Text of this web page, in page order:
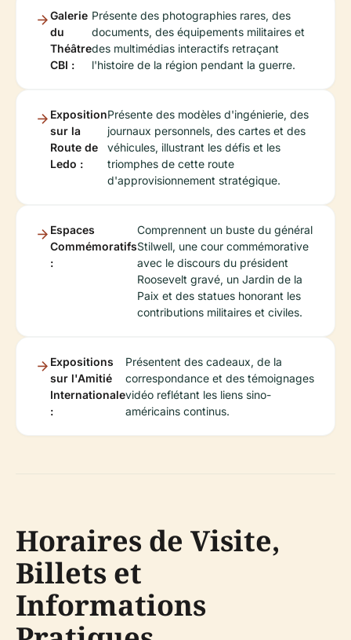
Galerie
du
Théâtre
CBI :
Présente des photographies rares, des
documents, des équipements militaires et
des multimédias interactifs retraçant
l'histoire de la région pendant la guerre.
Exposition
sur la
Route de
Ledo :
Présente des modèles d'ingénierie, des
journaux personnels, des cartes et des
véhicules, illustrant les défis et les
triomphes de cette route
d'approvisionnement stratégique.
Espaces
Commémoratifs
:
Comprennent un buste du général
Stilwell, une cour commémorative
avec le discours du président
Roosevelt gravé, un Jardin de la
Paix et des statues honorant les
contributions militaires et civiles.
Expositions
sur l'Amitié
Internationale
:
Présentent des cadeaux, de la
correspondance et des témoignages
vidéo reflétant les liens sino-
américains continus.
Horaires de Visite,
Billets et
Informations